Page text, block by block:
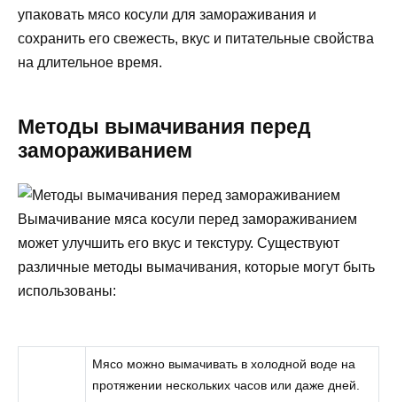
упаковать мясо косули для замораживания и
сохранить его свежесть, вкус и питательные свойства
на длительное время.
Методы вымачивания перед
замораживанием
Вымачивание мяса косули перед замораживанием
может улучшить его вкус и текстуру. Существуют
различные методы вымачивания, которые могут быть
использованы:
Мясо можно вымачивать в холодной воде на
протяжении нескольких часов или даже дней.